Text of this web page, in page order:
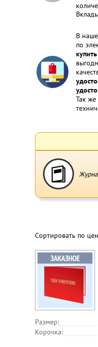
В
по
Так же
Сортировать по
Размер:
Корочка: